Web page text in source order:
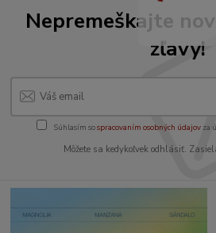
Nepremeškajte
zľavy!
Súhlasím sospracovaním osobných údajov za
Môžete sa kedykoľvek odhlásiť.